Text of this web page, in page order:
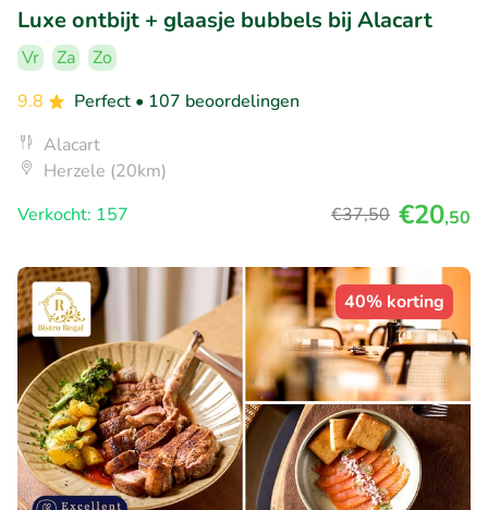
Luxe ontbijt + glaasje bubbels bij Alacart
Vr Za
Zo
9.8
Perfect • 107 beoordelingen
Alacart
Herzele (20km)
Verkocht: 157
€37,50 €20,50
40% korting